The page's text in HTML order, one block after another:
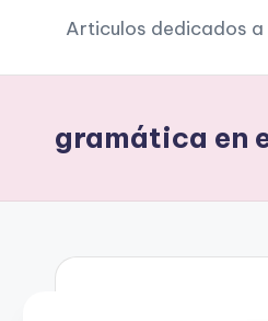
G
r
a
á
ti
Articulos dedicados
gramática en